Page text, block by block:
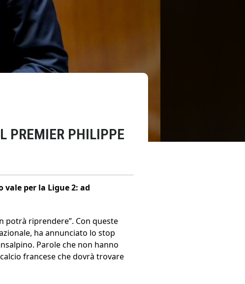
PREMIER PHILIPPE
vale per la Ligue 2: ad
potrà riprendere”. Con queste
ha annunciato lo stop
Parole che non hanno
francese che dovrà trovare